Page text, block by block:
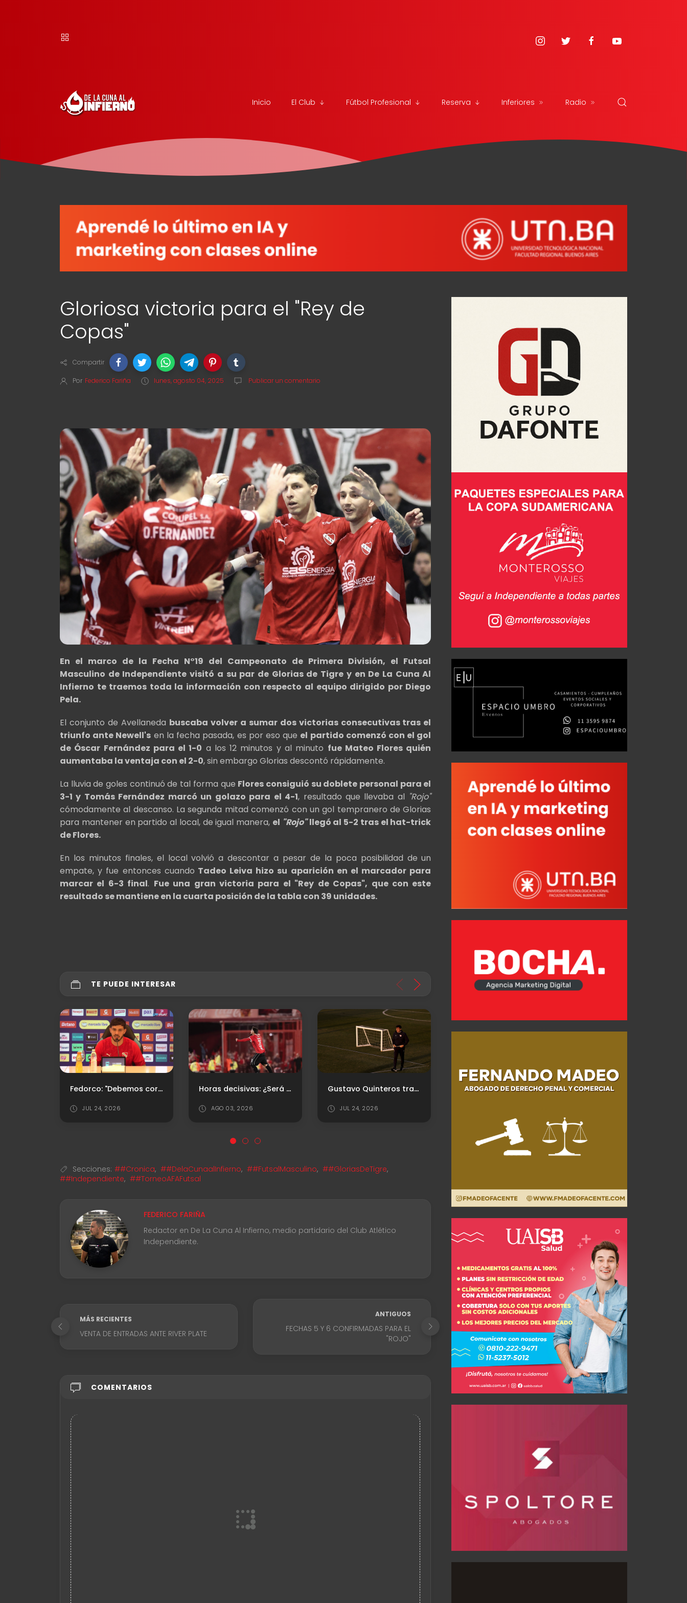
Inicio El Club Fútbol Profesional Reserva Inferiores Radio
Gloriosa victoria para el "Rey de
Copas"
Compartir
Por Federico Fariña lunes, agosto 04, 2025 Publicar un comentario
En el marco de la Fecha N°19 del Campeonato de Primera División, el Futsal
Masculino de Independiente visitó a su par de Glorias de Tigre y en De La Cuna Al
Infierno te traemos toda la información con respecto al equipo dirigido por Diego
Pela.
El conjunto de Avellaneda buscaba volver a sumar dos victorias consecutivas tras el
triunfo ante Newell's en la fecha pasada, es por eso que el partido comenzó con el gol
de Óscar Fernández para el 1-0 a los 12 minutos y al minuto fue Mateo Flores quién
aumentaba la ventaja con el 2-0, sin embargo Glorias descontó rápidamente.
La lluvia de goles continuó de tal forma que Flores consiguió su doblete personal para el
3-1 y Tomás Fernández marcó un golazo para el 4-1, resultado que llevaba al "Rojo"
cómodamente al descanso. La segunda mitad comenzó con un gol tempranero de Glorias
para mantener en partido al local, de igual manera, el "Rojo"llegó al 5-2 tras el hat-trick
de Flores.
En los minutos finales, el local volvió a descontar a pesar de la poca posibilidad de un
empate, y fue entonces cuando Tadeo Leiva hizo su aparición en el marcador para
marcar el 6-3 final. Fue una gran victoria para el "Rey de Copas", que con este
resultado se mantiene en la cuarta posición de la tabla con 39 unidades.
TE PUEDE INTERESAR
Horas decisivas: ¿Será el último partido de Kevin Lomónaco en el Rojo?
AGO 03, 2026
Gustavo Quinteros trabaja en el equipo: ¿Cuál será el XI para el debut?
JUL 24, 2026
Santiago Arias: "Esto se define en los detalles"
AGO 04, 2026
La previa vs. Estudiantes de La Plata: Horario, TV y Probables formaciones
Secciones: ##Cronica, ##DelaCunaalInfierno, ##FutsalMasculino, ##GloriasDeTigre,
##Independiente, ##TorneoAFAFutsal
FEDERICO FARIÑA
Redactor en De La Cuna Al Infierno, medio partidario del Club Atlético
Independiente.
MÁS RECIENTES
VENTA DE ENTRADAS ANTE RIVER PLATE
ANTIGUOS
FECHAS 5 Y 6 CONFIRMADAS PARA EL
"ROJO"
COMENTARIOS